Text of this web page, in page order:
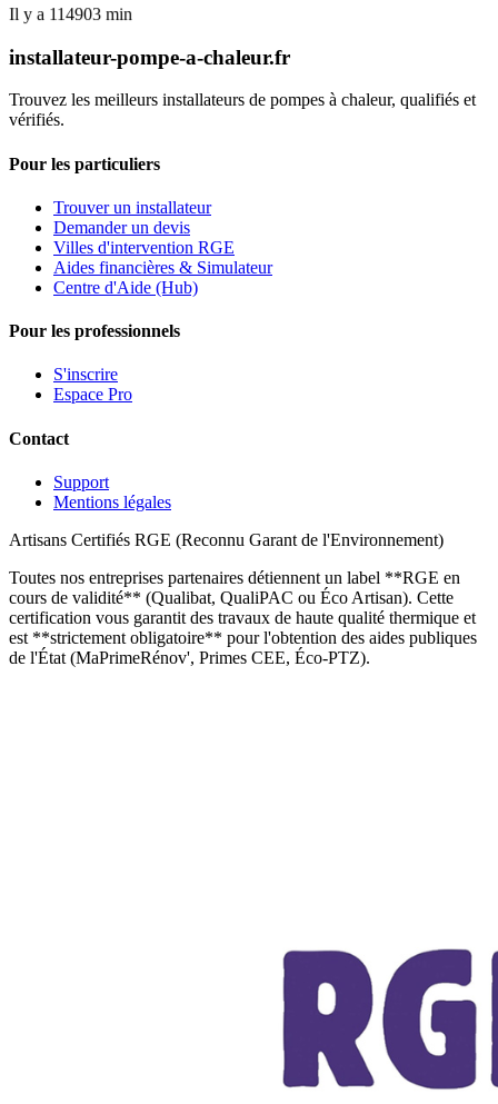
Il y a 126989 min
installateur-pompe-a-chaleur.fr
Trouvez les meilleurs installateurs de pompes à chaleur, qualifiés et
vérifiés.
Pour les particuliers
Trouver un installateur
Demander un devis
Villes d'intervention RGE
Aides financières & Simulateur
Centre d'Aide (Hub)
Pour les professionnels
S'inscrire
Espace Pro
Contact
Support
Mentions légales
Artisans Certifiés RGE (Reconnu Garant de l'Environnement)
Toutes nos entreprises partenaires détiennent un label **RGE en
cours de validité** (Qualibat, QualiPAC ou Éco Artisan). Cette
certification vous garantit des travaux de haute qualité thermique et
est **strictement obligatoire** pour l'obtention des aides publiques
de l'État (MaPrimeRénov', Primes CEE, Éco-PTZ).